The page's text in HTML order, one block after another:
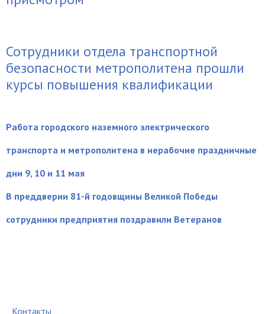
Сотрудники отдела транспортной
безопасности метрополитена прошли
курсы повышения квалификации
Работа городского наземного электрического
транспорта и метрополитена в нерабочие праздничные
дни 9, 10 и 11 мая
В преддверии 81-й годовщины Великой Победы
сотрудники предприятия поздравили Ветеранов
Контакты